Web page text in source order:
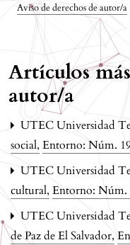
Aviso de derechos de autor/a
Artículos
autor/a
UTEC Universidad
social, Entorno: Núm.
UTEC Universidad
cultural, Entorno: Núm.
UTEC Universidad
de Paz de El Salvador,